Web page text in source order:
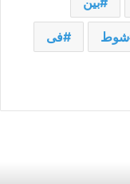
شوط فى